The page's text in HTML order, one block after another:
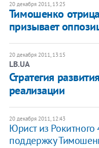
20 декабря 2011, 13:25
Тимошенко
призывает
20 декабря 2011, 13:15
LB.UA
​Стратегия
реализации
20 декабря 2011, 12:43
Юрист из
поддержку